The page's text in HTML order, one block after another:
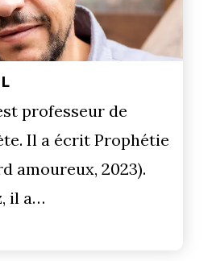
professeur de
Il a écrit Prophétie
amoureux, 2023).
il a…